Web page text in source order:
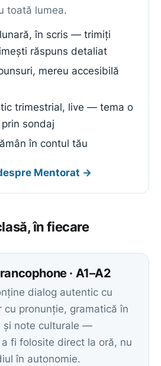
toată lumea.
în scris — trimiți
răspuns detaliat
mereu accesibilă
trimestrial, live — tema o
sondaj
în contul tău
Mentorat →
în fiecare
· A1–A2
dialog autentic cu
cu pronunție, gramatică în
și note culturale —
fi folosite direct la oră, nu
în autonomie.